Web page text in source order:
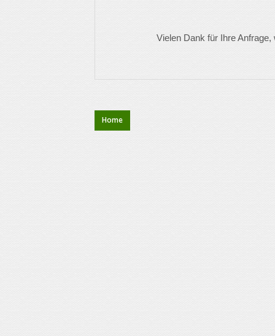
Schwarz und ein Transparentweiß. Mit seinen
Vielen Dank für Ihre
Home